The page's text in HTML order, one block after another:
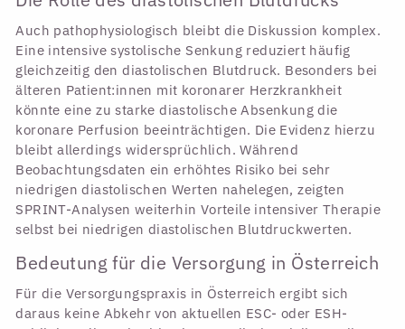
Auch pathophysiologisch bleibt die Diskussion komplex.
Eine intensive systolische Senkung reduziert häufig
gleichzeitig den diastolischen Blutdruck. Besonders bei
älteren Patient:innen mit koronarer Herzkrankheit
könnte eine zu starke diastolische Absenkung die
koronare Perfusion beeinträchtigen. Die Evidenz hierzu
bleibt allerdings widersprüchlich. Während
Beobachtungsdaten ein erhöhtes Risiko bei sehr
niedrigen diastolischen Werten nahelegen, zeigten
SPRINT-Analysen weiterhin Vorteile intensiver Therapie
selbst bei niedrigen diastolischen Blutdruckwerten.
Bedeutung für die Versorgung in Österreich
Für die Versorgungspraxis in Österreich ergibt sich
daraus keine Abkehr von aktuellen ESC- oder ESH-